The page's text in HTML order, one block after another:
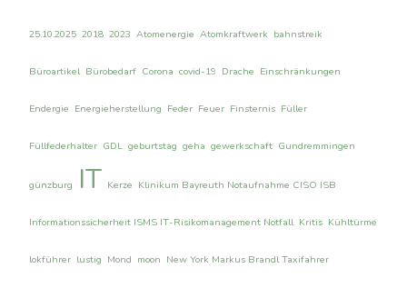
25.10.2025 2018 2023 Atomenergie Atomkraftwerk bahnstreik
Büroartikel Bürobedarf Corona covid-19 Drache Einschränkungen
Endergie Energieherstellung Feder Feuer Finsternis Füller
Füllfederhalter GDL geburtstag geha gewerkschaft Gundremmingen
günzburg IT Kerze Klinikum Bayreuth Notaufnahme CISO ISB
Informationssicherheit ISMS IT-Risikomanagement Notfall Kritis Kühltürme
lokführer lustig Mond moon New York Markus Brandl Taxifahrer